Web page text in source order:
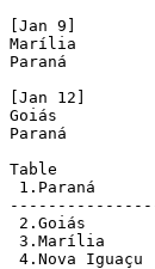
[Jan 9]
Marília
Paraná
[Jan 12]
Goiás
Paraná
Table
1.Paraná
2.Goiás
3.Marília
4.Nova